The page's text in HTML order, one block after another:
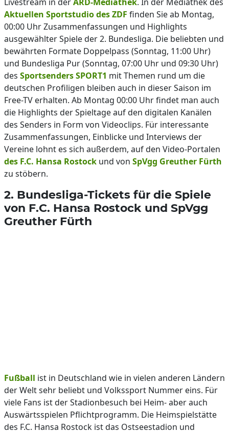
Aktuellen Sportstudio des ZDF finden Sie ab Montag,
00:00 Uhr Zusammenfassungen und Highlights
ausgewählter Spiele der 2. Bundesliga. Die beliebten und
bewährten Formate Doppelpass (Sonntag, 11:00 Uhr)
und Bundesliga Pur (Sonntag, 07:00 Uhr und 09:30 Uhr)
des Sportsenders SPORT1 mit Themen rund um die
deutschen Profiligen bleiben auch in dieser Saison im
Free-TV erhalten. Ab Montag 00:00 Uhr findet man auch
die Highlights der Spieltage auf den digitalen Kanälen
des Senders in Form von Videoclips. Für interessante
Zusammenfassungen, Einblicke und Interviews der
Vereine lohnt es sich außerdem, auf den Video-Portalen
des F.C. Hansa Rostock und von SpVgg Greuther Fürth
zu stöbern.
2. Bundesliga-Tickets für die Spiele
von F.C. Hansa Rostock und SpVgg
Greuther Fürth
Fußball ist in Deutschland wie in vielen anderen Ländern
der Welt sehr beliebt und Volkssport Nummer eins. Für
viele Fans ist der Stadionbesuch bei Heim- aber auch
Auswärtsspielen Pflichtprogramm. Die Heimspielstätte
des F.C. Hansa Rostock ist das Ostseestadion und